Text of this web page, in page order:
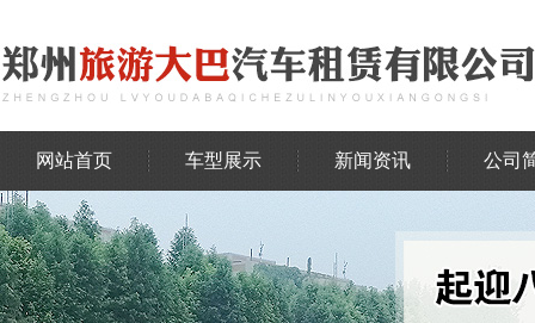
网站首页 车型展示 新闻资讯 公司